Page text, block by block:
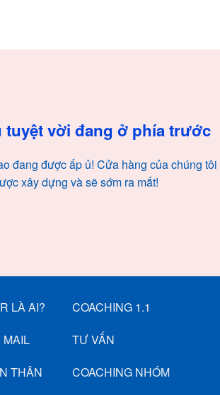
tuyệt vời đang ở phía trước
đang được ấp ủ! Cửa hàng của chúng tôi
xây dựng và sẽ sớm ra mắt!
LÀ AI?
THÂN
COACHING 1.1
TƯ VẤN
COACHING NHÓM